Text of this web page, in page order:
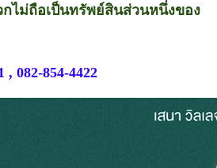
ไม่ถือเป็นทรัพย์สินส่วนหนึ่งของ
, 082-854-4422